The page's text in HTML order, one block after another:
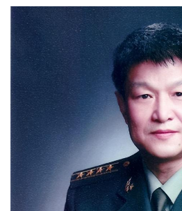
王静只是点点头，却一直没有行动。